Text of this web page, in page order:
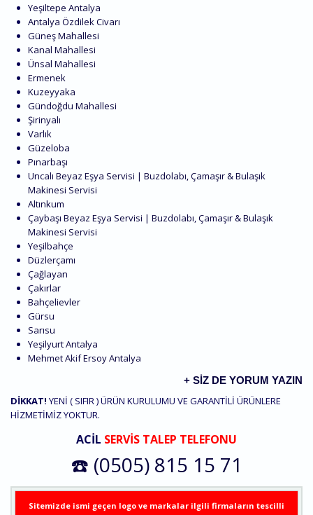
Yeşiltepe Antalya
Antalya Özdilek Civarı
Güneş Mahallesi
Kanal Mahallesi
Ünsal Mahallesi
Ermenek
Kuzeyyaka
Gündoğdu Mahallesi
Şirinyalı
Varlık
Güzeloba
Pınarbaşı
Uncalı Beyaz Eşya Servisi | Buzdolabı, Çamaşır & Bulaşık
Makinesi Servisi
Altınkum
Çaybaşı Beyaz Eşya Servisi | Buzdolabı, Çamaşır & Bulaşık
Makinesi Servisi
Yeşilbahçe
Düzlerçamı
Çağlayan
Çakırlar
Bahçelievler
Gürsu
Sarısu
Yeşilyurt Antalya
Mehmet Akif Ersoy Antalya
+ SIZ DE YORUM YAZIN
DİKKAT! YENİ ( SIFIR ) ÜRÜN KURULUMU VE GARANTİLİ ÜRÜNLERE
HİZMETİMİZ YOKTUR.
ACİL SERVİS TALEP TELEFONU
☎️ (0505) 815 15 71
Sitemizde ismi geçen logo ve markalar ilgili firmaların tescilli